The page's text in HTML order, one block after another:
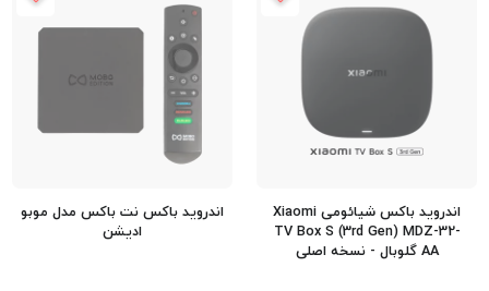
اندروید باکس شیائومی Xiaomi
TV Box S (3rd Gen) MDZ-32-
AA گلوبال - نسخه اصلی
اندروید باکس نت باکس مدل موبو
ادیشن